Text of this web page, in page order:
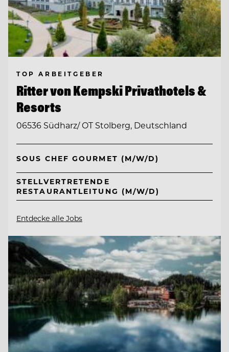
TOP ARBEITGEBER
Ritter von Kempski Privathotels &
Resorts
06536 Südharz/ OT Stolberg, Deutschland
SOUS CHEF GOURMET (M/W/D)
STELLVERTRETENDE
RESTAURANTLEITUNG (M/W/D)
Entdecke alle Jobs